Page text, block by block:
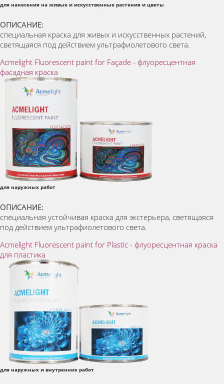
для нанесения на живые и искусственные растения и цветы
ОПИСАНИЕ:
специальная краска для живых и искусственных растений,
светящаяся под действием ультрафиолетового света.
Acmelight Fluorescent paint for Façade - флуоресцентная
фасадная краска
для наружных работ
ОПИСАНИЕ:
специальная устойчивая краска для экстерьера, светящаяся
под действием ультрафиолетового света.
Acmelight Fluorescent paint for Plastic - флуоресцентная краска
для пластика
для наружных и внутренних работ